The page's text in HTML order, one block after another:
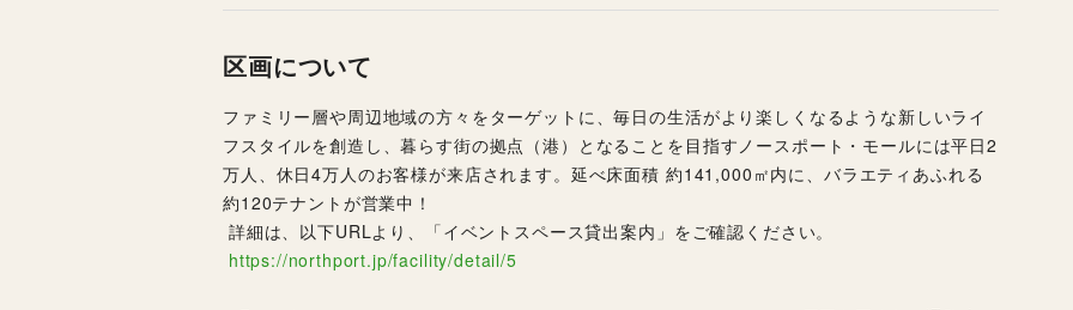
区画について
ファミリー層や周辺地域の方々をターゲットに、毎日の生活がより楽しくなるような新しいライ
フスタイルを創造し、暮らす街の拠点（港）となることを目指すノースポート・モールには平日2
万人、休日4万人のお客様が来店されます。延べ床面積 約141,000㎡内に、バラエティあふれる
約120テナントが営業中！
詳細は、以下URLより、「イベントスペース貸出案内」をご確認ください。
https://northport.jp/facility/detail/5